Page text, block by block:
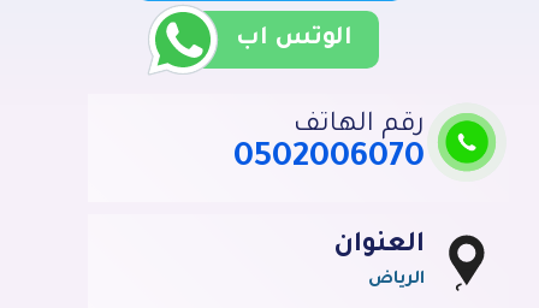
الوتس اب
رقم الهاتف
0502006070
العنوان
الرياض
مكافحة الحشرات